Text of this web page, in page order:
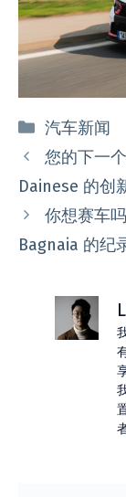
分
类
汽车新闻
您的下一
Dainese 的创
你想赛车
Bagnaia 的纪